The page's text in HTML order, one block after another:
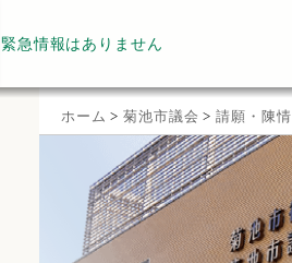
緊急情報はありません
ホーム >菊池市議会 >請願・陳情